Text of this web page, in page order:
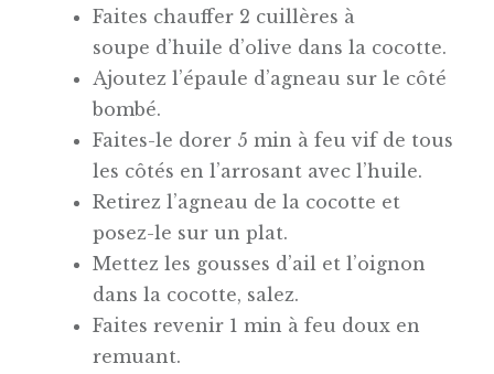
Faites chauffer 2 cuillères à
soupe d’huile d’olive dans la cocotte.
Ajoutez l’épaule d’agneau sur le côté
bombé.
Faites-le dorer 5 min à feu vif de tous
les côtés en l’arrosant avec l’huile.
Retirez l’agneau de la cocotte et
posez-le sur un plat.
Mettez les gousses d’ail et l’oignon
dans la cocotte, salez.
Faites revenir 1 min à feu doux en
remuant.